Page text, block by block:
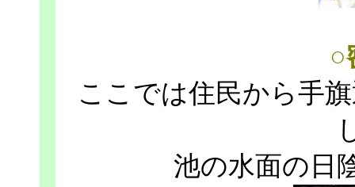
○
ここでは住民から手
池の水面の日